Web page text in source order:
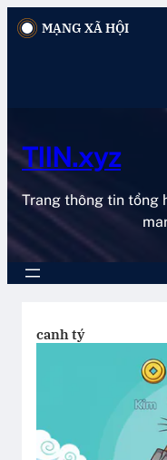
Chuyển
đến
MẠNG XÃ HỘI
TIIN.xyz
Trang thông tin tổng
canh tý